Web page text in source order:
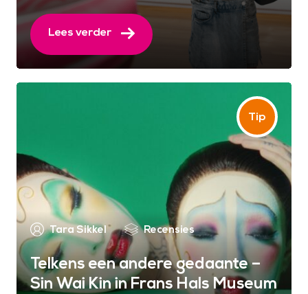
Lees verder
Tara Sikkel Recensies
Telkens een andere gedaante –
Sin Wai Kin in Frans Hals Museum